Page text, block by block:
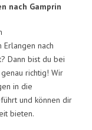
nach Gamprin
nach
Dann bist du bei
richtig! Wir
in die
und können dir
bieten.